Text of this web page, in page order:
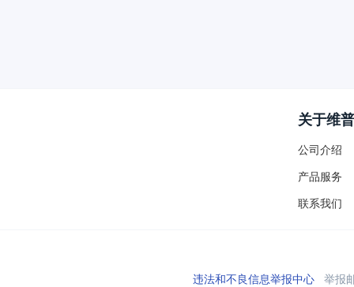
关于维普
公司介绍
产品服务
联系我们
违法和不良信息举报中心举报